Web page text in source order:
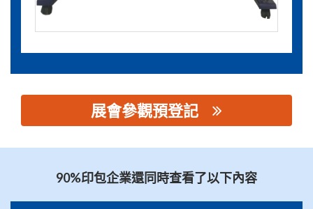
展會參觀預登記
90%印包企業還同時查看了以下內容